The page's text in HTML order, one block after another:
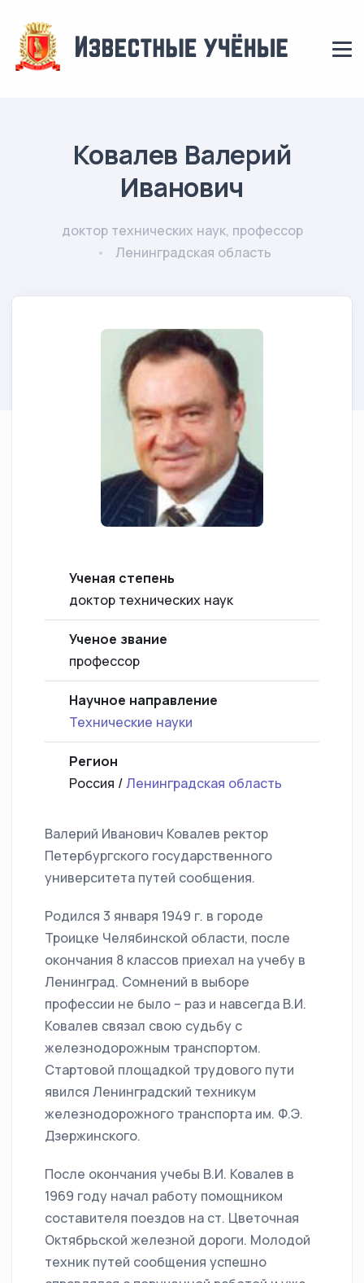
Ковалев Валерий
Иванович
доктор технических наук, профессор
Ленинградская область
Ученая степень
доктор технических наук
Ученое звание
профессор
Научное направление
Технические науки
Регион
Россия /Ленинградская область
Валерий Иванович Ковалев ректор
Петербургского государственного
университета путей сообщения.
Родился 3 января 1949 г. в городе
Троицке Челябинской области, после
окончания 8 классов приехал на учебу в
Ленинград. Сомнений в выборе
профессии не было – раз и навсегда В.И.
Ковалев связал свою судьбу с
железнодорожным транспортом.
Стартовой площадкой трудового пути
явился Ленинградский техникум
железнодорожного транспорта им. Ф.Э.
Дзержинского.
После окончания учебы В.И. Ковалев в
1969 году начал работу помощником
составителя поездов на ст. Цветочная
Октябрьской железной дороги. Молодой
техник путей сообщения успешно